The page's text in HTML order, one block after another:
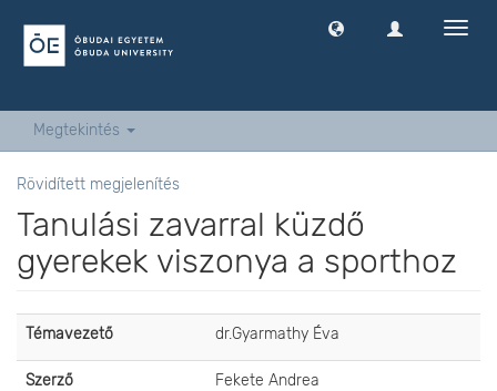
Megtekintés
Rövidített megjelenítés
Tanulási zavarral küzdő
gyerekek viszonya a sporthoz
Témavezető dr.Gyarmathy Éva
Szerző Fekete Andrea